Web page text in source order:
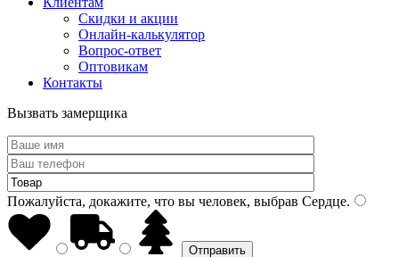
Скидки и акции
Онлайн-калькулятор
Вопрос-ответ
Оптовикам
Контакты
Вызвать замерщика
Пожалуйста, докажите, что вы человек, выбрав Сердце.